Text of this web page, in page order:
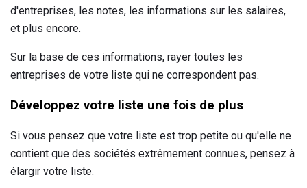
d'entreprises, les notes, les informations sur les salaires,
et plus encore.
Sur la base de ces informations, rayer toutes les
entreprises de votre liste qui ne correspondent pas.
Développez votre liste une fois de plus
Si vous pensez que votre liste est trop petite ou qu'elle ne
contient que des sociétés extrêmement connues, pensez à
élargir votre liste.